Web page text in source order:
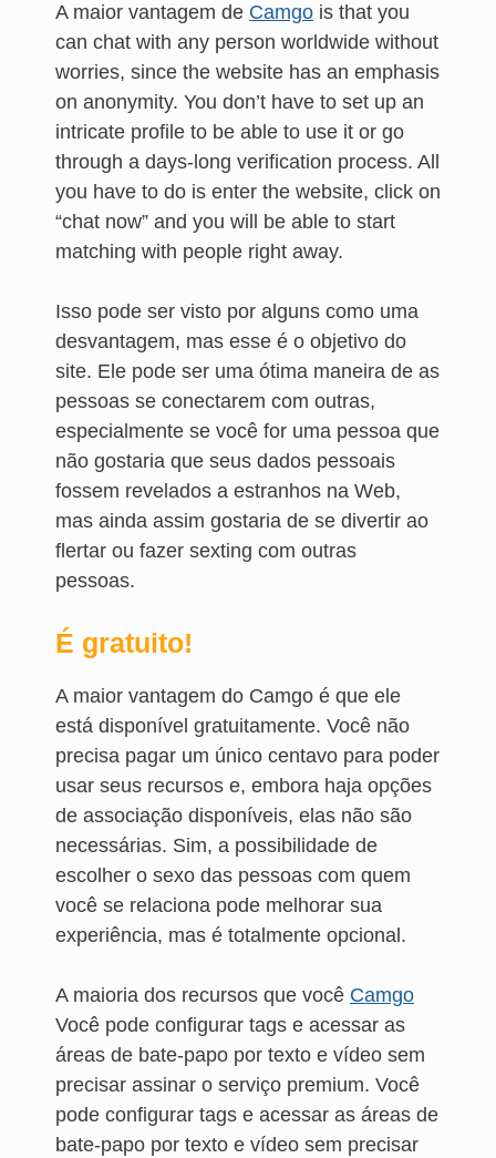
A maior vantagem de Camgo is that you
can chat with any person worldwide without
worries, since the website has an emphasis
on anonymity. You don’t have to set up an
intricate profile to be able to use it or go
through a days-long verification process. All
you have to do is enter the website, click on
“chat now” and you will be able to start
matching with people right away.
Isso pode ser visto por alguns como uma
desvantagem, mas esse é o objetivo do
site. Ele pode ser uma ótima maneira de as
pessoas se conectarem com outras,
especialmente se você for uma pessoa que
não gostaria que seus dados pessoais
fossem revelados a estranhos na Web,
mas ainda assim gostaria de se divertir ao
flertar ou fazer sexting com outras
pessoas.
É gratuito!
A maior vantagem do Camgo é que ele
está disponível gratuitamente. Você não
precisa pagar um único centavo para poder
usar seus recursos e, embora haja opções
de associação disponíveis, elas não são
necessárias. Sim, a possibilidade de
escolher o sexo das pessoas com quem
você se relaciona pode melhorar sua
experiência, mas é totalmente opcional.
A maioria dos recursos que você Camgo
Você pode configurar tags e acessar as
áreas de bate-papo por texto e vídeo sem
precisar assinar o serviço premium. Você
pode configurar tags e acessar as áreas de
bate-papo por texto e vídeo sem precisar